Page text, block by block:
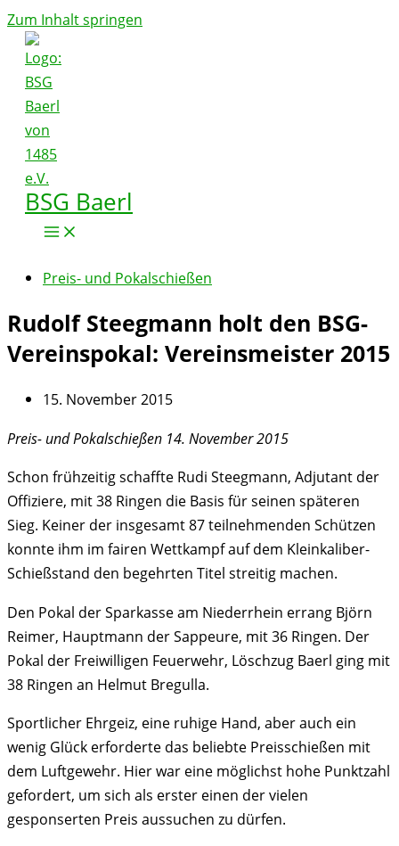
Zum Inhalt springen
BSG Baerl
Preis- und Pokalschießen
Rudolf Steegmann holt den BSG-
Vereinspokal: Vereinsmeister 2015
15. November 2015
Preis- und Pokalschießen 14. November 2015
Schon frühzeitig schaffte Rudi Steegmann, Adjutant der
Offiziere, mit 38 Ringen die Basis für seinen späteren
Sieg. Keiner der insgesamt 87 teilnehmenden Schützen
konnte ihm im fairen Wettkampf auf dem Kleinkaliber-
Schießstand den begehrten Titel streitig machen.
Den Pokal der Sparkasse am Niederrhein errang Björn
Reimer, Hauptmann der Sappeure, mit 36 Ringen. Der
Pokal der Freiwilligen Feuerwehr, Löschzug Baerl ging mit
38 Ringen an Helmut Bregulla.
Sportlicher Ehrgeiz, eine ruhige Hand, aber auch ein
wenig Glück erforderte das beliebte Preisschießen mit
dem Luftgewehr. Hier war eine möglichst hohe Punktzahl
gefordert, um sich als erster einen der vielen
gesponserten Preis aussuchen zu dürfen.